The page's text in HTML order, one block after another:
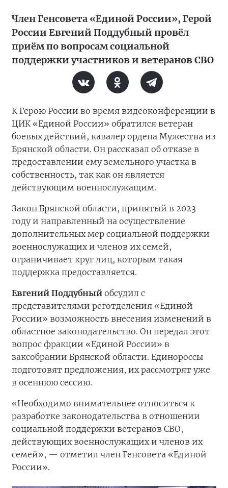
Член Генсовета «Единой России», Герой
России Евгений Поддубный провёл
приём по вопросам социальной
поддержки участников и ветеранов СВО
К Герою России во время видеоконференции в
ЦИК «Единой России» обратился ветеран
боевых действий, кавалер ордена Мужества из
Брянской области. Он рассказал об отказе в
предоставлении ему земельного участка в
собственность, так как он является
действующим военнослужащим.
Закон Брянской области, принятый в 2023
году и направленный на осуществление
дополнительных мер социальной поддержки
военнослужащих и членов их семей,
ограничивает круг лиц, которым такая
поддержка предоставляется.
Евгений Поддубный обсудил с
представителями реготделения «Единой
России» возможность внесения изменений в
областное законодательство. Он передал этот
вопрос фракции «Единой России» в
заксобрании Брянской области. Единороссы
подготовят предложения, их рассмотрят уже
в осеннюю сессию.
«Необходимо внимательнее относиться к
разработке законодательства в отношении
социальной поддержки ветеранов СВО,
действующих военнослужащих и членов их
семей», — отметил член Генсовета «Единой
России».